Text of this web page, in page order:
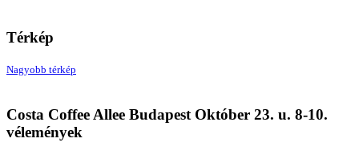
Térkép
1117 Budapest, Október 23. u. 8-10.
Nagyobb térkép
Costa Coffee Allee Budapest Október 23. u. 8-10.
vélemények